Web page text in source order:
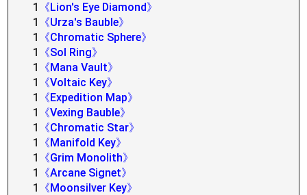
1
《Lion's Eye Diamond》
1
《Urza's Bauble》
1
《Chromatic Sphere》
1
《Sol Ring》
1
《Mana Vault》
1
《Voltaic Key》
1
《Expedition Map》
1
《Vexing Bauble》
1
《Chromatic Star》
1
《Manifold Key》
1
《Grim Monolith》
1
《Arcane Signet》
1
《Moonsilver Key》